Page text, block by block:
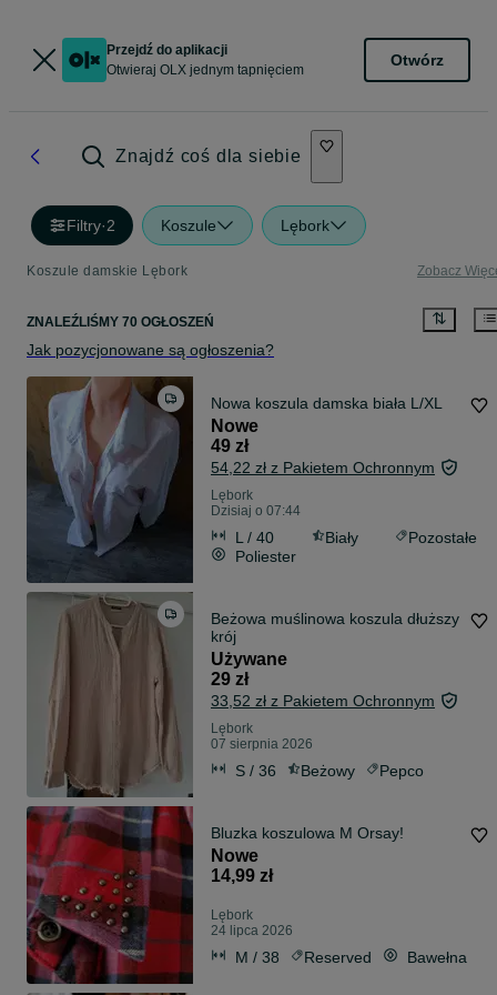
Przejdź do aplikacji
Otwieraj OLX jednym tapnięciem
Otwórz
Znajdź coś dla siebie
Filtry·2 Koszule Lębork
Koszule damskie Lębork Zobacz
ZNALEŹLIŚMY 70 OGŁOSZEŃ
Jak pozycjonowane są ogłoszenia?
Nowa koszula damska biała L/XL
Nowe
49 zł
54,22 zł z Pakietem Ochronnym
Lębork
Dzisiaj o 07:44
L / 40 Biały
Pozostałe
Poliester
Beżowa muślinowa koszula dłuższy
krój
Używane
29 zł
33,52 zł z Pakietem Ochronnym
Lębork
07 sierpnia 2026
S / 36 Beżowy Pepco
Bluzka koszulowa M Orsay!
Nowe
14,99 zł
Lębork
24 lipca 2026
M / 38 Reserved Bawełna